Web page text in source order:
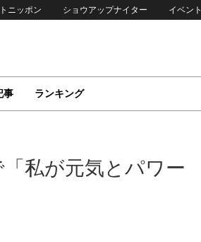
ニッポン ショウアップナイター イベント
事 ランキング
私が元気とパワー